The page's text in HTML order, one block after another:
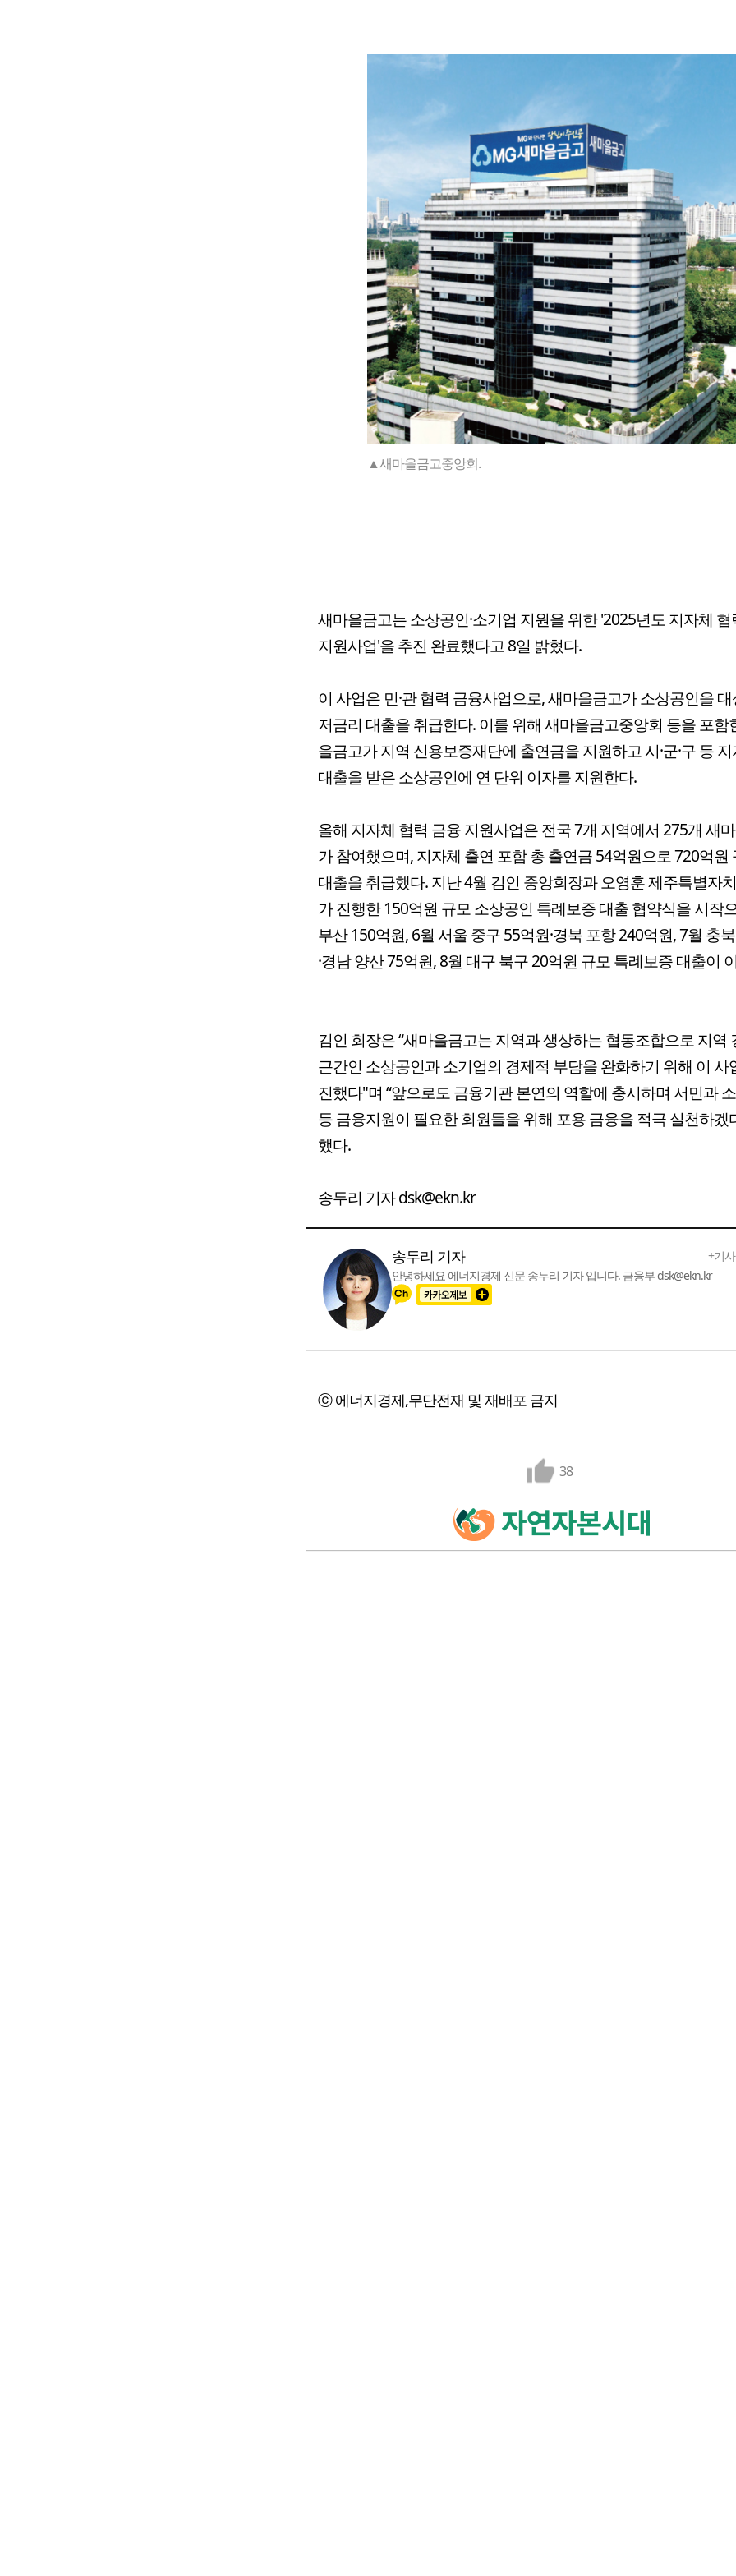
▲새마을금고중앙회.
새마을금고는 소상공인·소기업 지원을 위한 '2025년도 지자체
지원사업'을 추진 완료했다고 8일 밝혔다.
이 사업은 민·관 협력 금융사업으로, 새마을금고가 소상공인을
저금리 대출을 취급한다. 이를 위해 새마을금고중앙회 등을 포함
을금고가 지역 신용보증재단에 출연금을 지원하고 시·군·구 등
대출을 받은 소상공인에 연 단위 이자를 지원한다.
올해 지자체 협력 금융 지원사업은 전국 7개 지역에서 275개 새
가 참여했으며, 지자체 출연 포함 총 출연금 54억원으로 720억원
대출을 취급했다. 지난 4월 김인 중앙회장과 오영훈 제주특별자
가 진행한 150억원 규모 소상공인 특례보증 대출 협약식을 시작
부산 150억원, 6월 서울 중구 55억원·경북 포항 240억원, 7월 충
·경남 양산 75억원, 8월 대구 북구 20억원 규모 특례보증 대출이
김인 회장은 “새마을금고는 지역과 생상하는 협동조합으로 지역
근간인 소상공인과 소기업의 경제적 부담을 완화하기 위해 이 사
진했다"며 “앞으로도 금융기관 본연의 역할에 충시하며 서민과
등 금융지원이 필요한 회원들을 위해 포용 금융을 적극 실천하겠
했다.
송두리 기자 dsk@ekn.kr
송두리 기자
+기
안녕하세요 에너지경제 신문 송두리 기자 입니다. 금융부 dsk@ekn.kr
ⓒ 에너지경제,무단전재 및 재배포 금지
38